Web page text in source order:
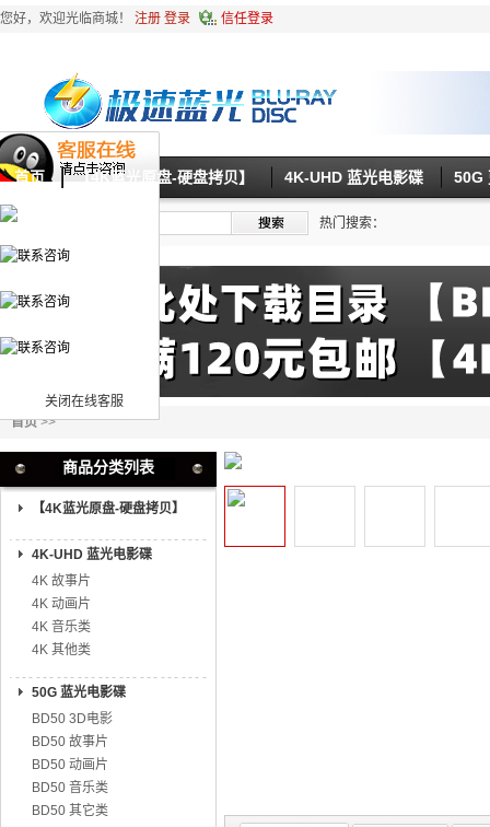
关闭在线客服
您好，欢迎光临商城！ 注册 登录 信任登录
首页 【4K蓝光原盘-硬盘拷贝】 4K-UHD 蓝光电影碟 50G
热门搜索：
首页>>
商品分类列表
【4K蓝光原盘-硬盘拷贝】
4K-UHD 蓝光电影碟
4K 故事片
4K 动画片
4K 音乐类
4K 其他类
50G 蓝光电影碟
BD50 3D电影
BD50 故事片
BD50 动画片
BD50 音乐类
BD50 其它类